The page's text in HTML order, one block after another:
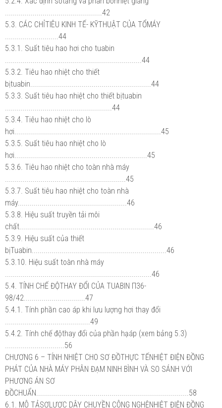
.................................................42
5.3. CÁC CHỈTIÊU KINH TẾ- KỸTHUẬT CỦA TỔMÁY
...........................44
5.3.1. Suất tiêu hao hơi cho tuabin
.....................................................................44
5.3.2. Tiêu hao nhiệt cho thiết
bịtuabin.............................................................44
5.3.3. Suất tiêu hao nhiệt cho thiết bịtuabin
......................................................44
5.3.4. Tiêu hao nhiệt cho lò
hơi..........................................................................45
5.3.5. Suất tiêu hao nhiệt cho lò
hơi...................................................................45
5.3.6. Tiêu hao nhiệt cho toàn nhà máy
.............................................................45
5.3.7. Suất tiêu hao nhiệt cho toàn nhà
máy.......................................................46
5.3.8. Hiệu suất truyền tải môi
chất....................................................................46
5.3.9. Hiệu suất của thiết
bịTuabin....................................................................46
5.3.10. Hiệu suất toàn nhà máy
..........................................................................46
5.4. TÍNH CHẾ ĐỘTHAY ĐỔI CỦA TUABIN Π36-
98/42...............................47
5.4.1. Tính phần cao áp khi lưu lượng hơi thay đổi
...........................................49
5.4.2. Tính chế độthay đổi của phần hạáp (xem bảng 5.3)
..............................56
CHƯƠNG 6 – TÍNH NHIỆT CHO SƠ ĐỒTHỰC TẾNHIỆT ĐIỆN ĐỒNG
PHÁT CỦA NHÀ MÁY PHÂN ĐẠM NINH BÌNH VÀ SO SÁNH VỚI
PHƯƠNG ÁN SƠ
ĐỒCHUẨN.............................................................................58
6.1. MÔ TẢSƠLƯỢC DÂY CHUYỀN CÔNG NGHỆNHIỆT ĐIỆN ĐỒNG